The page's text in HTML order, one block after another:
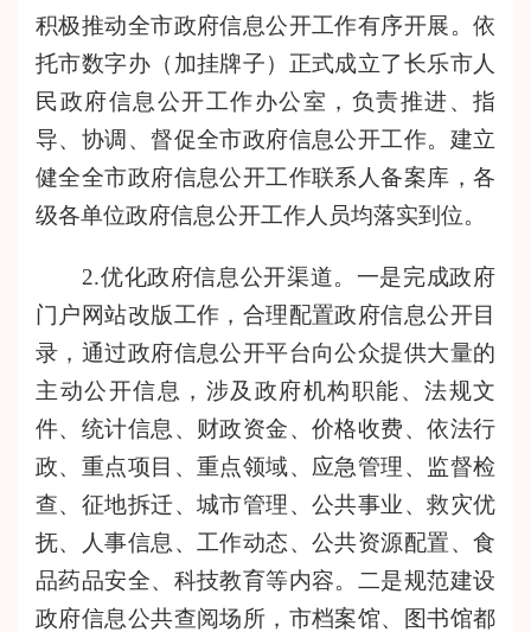
积极推动全市政府信息公开工作有序开展。依
托市数字办（加挂牌子）正式成立了长乐市人
民政府信息公开工作办公室，负责推进、指
导、协调、督促全市政府信息公开工作。建立
健全全市政府信息公开工作联系人备案库，各
级各单位政府信息公开工作人员均落实到位。
2.优化政府信息公开渠道。一是完成政府
门户网站改版工作，合理配置政府信息公开目
录，通过政府信息公开平台向公众提供大量的
主动公开信息，涉及政府机构职能、法规文
件、统计信息、财政资金、价格收费、依法行
政、重点项目、重点领域、应急管理、监督检
查、征地拆迁、城市管理、公共事业、救灾优
抚、人事信息、工作动态、公共资源配置、食
品药品安全、科技教育等内容。二是规范建设
政府信息公共查阅场所，市档案馆、图书馆都